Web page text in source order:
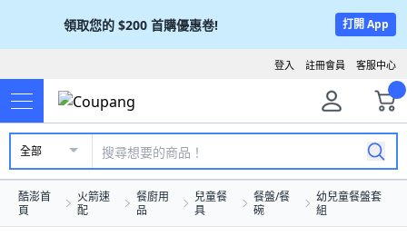
領取您的 $200 首購優惠卷! 打開 App
客服中心
註冊會員
登入
全部
酷澎首
頁
火箭速
配
餐廚用
品
兒童餐
具
餐盤/餐
碗
幼兒童餐盤套
組